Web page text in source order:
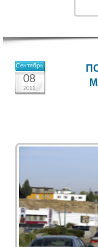
Сентябрь
08
2011